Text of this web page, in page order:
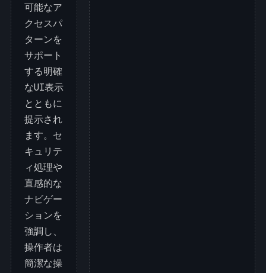
可能なア
クセスパ
ターンを
サポート
する明確
なUI表示
とともに
提示され
ます。セ
キュリテ
ィ処理や
直感的な
ナビゲー
ションを
強調し、
操作者は
簡潔な操